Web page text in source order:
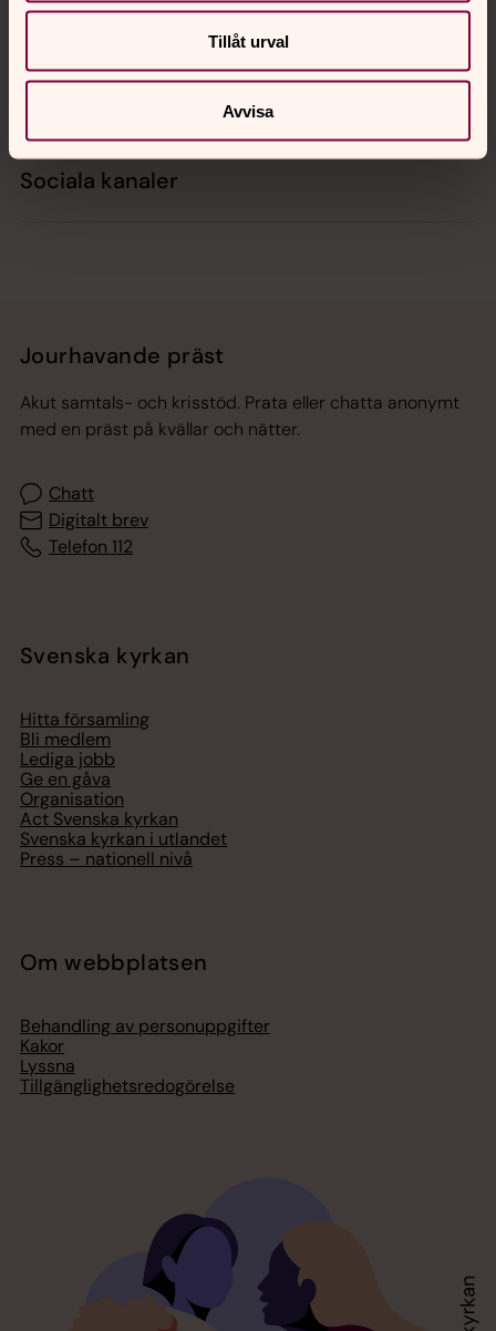
Tillåt urval
Avvisa
Kalender
Sociala kanaler
Jourhavande präst
Akut samtals- och krisstöd. Prata eller chatta anonymt
med en präst på kvällar och nätter.
Chatt
Digitalt brev
Telefon 112
Svenska kyrkan
Hitta församling
Bli medlem
Lediga jobb
Ge en gåva
Organisation
Act Svenska kyrkan
Svenska kyrkan i utlandet
Press – nationell nivå
Om webbplatsen
Behandling av personuppgifter
Kakor
Lyssna
Tillgänglighetsredogörelse